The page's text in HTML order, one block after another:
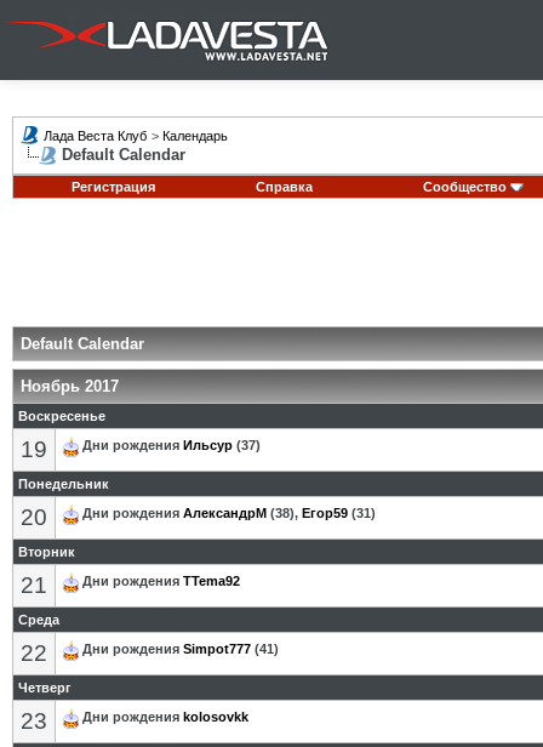
Лада Веста Клуб > Календарь
Default Calendar
Регистрация Справка Сообщество
Default Calendar
Ноябрь 2017
Воскресенье
19 Дни рождения Ильсур (37)
Понедельник
20 Дни рождения АлександрМ (38), Егор59 (31)
Вторник
21 Дни рождения TTema92
Среда
22 Дни рождения Simpot777 (41)
Четверг
23 Дни рождения kolosovkk